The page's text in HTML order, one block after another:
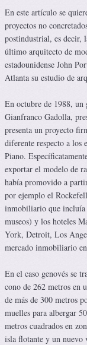
En este artículo se
proyectos no
postindustrial, es decir,
último arquitecto de
estadounidense John
Atlanta su estudio de
En octubre de 1988, un
Gianfranco Gadolla,
presenta un proyecto
diferente respecto a los
Piano.
exportar el modelo de
había promovido a
por ejemplo el
inmobiliario que incluía
museos) y los hoteles
York, Detroit, Los
mercado inmobiliario
En el caso genovés se
cono de 262 metros en
de más de 300 metros
muelles para albergar
metros cuadrados en
isla flotante y un nuevo